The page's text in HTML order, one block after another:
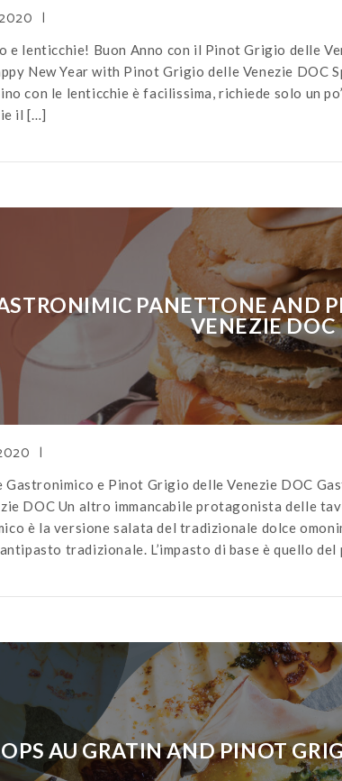
|
e lenticchie! Buon Anno con il Pinot Grigio delle
New Year with Pinot Grigio delle Venezie DOC
con le lenticchie è facilissima, richiede solo un
il […]
PANETTONE AND
VENEZIE DOC
|
Gastronimico e Pinot Grigio delle Venezie DOC
DOC Un altro immancabile protagonista delle
è la versione salata del tradizionale dolce
tradizionale. L’impasto di base è quello
AU GRATIN AND PINOT